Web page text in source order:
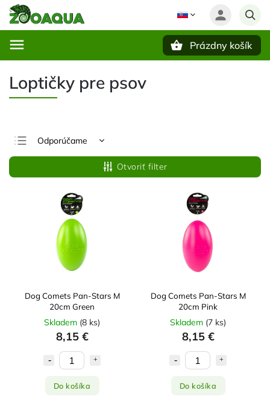
Prázdny košík
Loptičky pre psov
Odporúčame
Najlacnejšie
Najdrahšie
Najpredávanejšie
Abecedne
Otvoriť filter
Dog Comets Pan-Stars M
20cm Green
Skladem (8 ks)
8,15 €
Do košíka
Dog Comets Pan-Stars M
20cm Pink
Skladem (7 ks)
8,15 €
Do košíka